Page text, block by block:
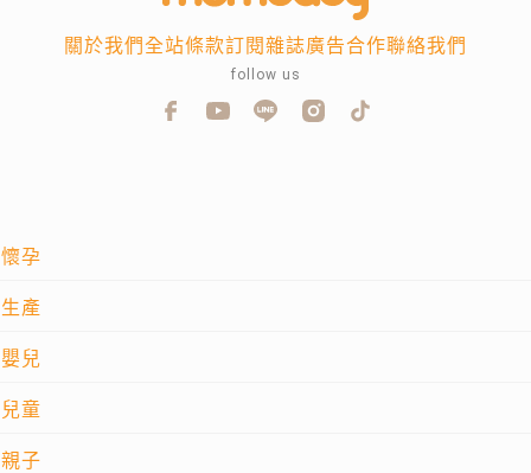
懷孕
生產
嬰兒
兒童
親子
關於我們全站條款訂閱雜誌廣告合作聯絡我們
follow us